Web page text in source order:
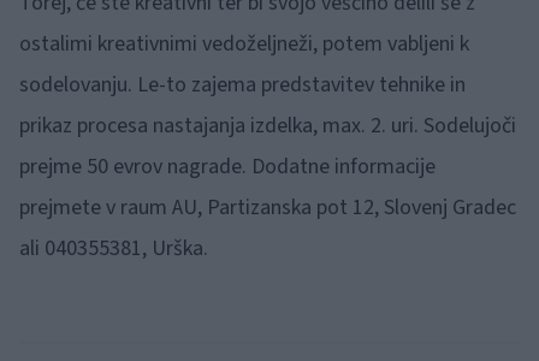
ostalimi kreativnimi vedoželjneži, potem vabljeni k
sodelovanju. Le-to zajema predstavitev tehnike in
prikaz procesa nastajanja izdelka, max. 2. uri. Sodelujoči
prejme 50 evrov nagrade. Dodatne informacije
prejmete v raum AU, Partizanska pot 12, Slovenj Gradec
ali 040355381, Urška.